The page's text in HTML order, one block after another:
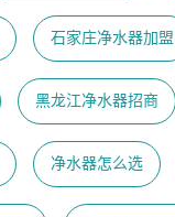
石家庄净水器加盟
黑龙江净水器招商
净水器怎么选